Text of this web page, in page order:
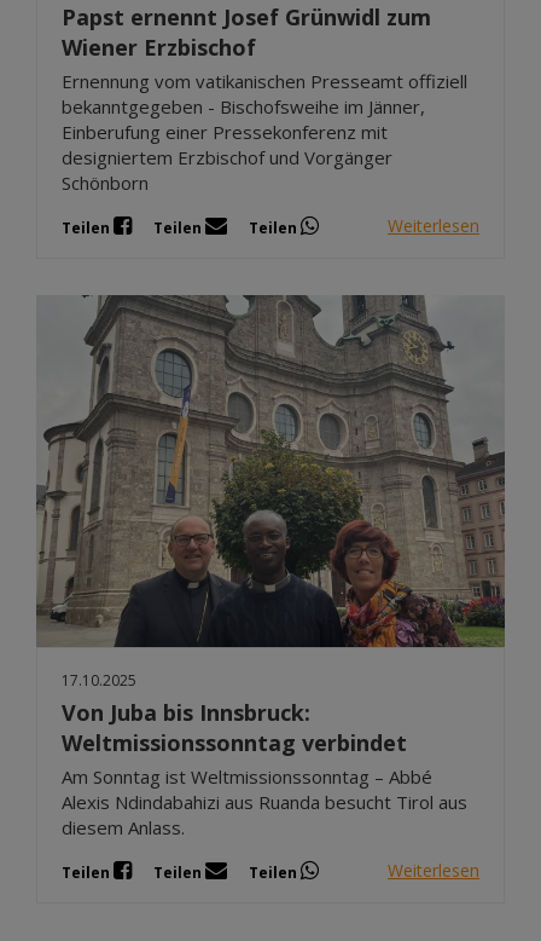
Papst ernennt Josef Grünwidl zum
Wiener Erzbischof
Ernennung vom vatikanischen Presseamt offiziell
bekanntgegeben - Bischofsweihe im Jänner,
Einberufung einer Pressekonferenz mit
designiertem Erzbischof und Vorgänger
Schönborn
Teilen Teilen Teilen Weiterlesen
17.10.2025
Von Juba bis Innsbruck:
Weltmissionssonntag verbindet
Am Sonntag ist Weltmissionssonntag – Abbé
Alexis Ndindabahizi aus Ruanda besucht Tirol aus
diesem Anlass.
Teilen Teilen Teilen Weiterlesen